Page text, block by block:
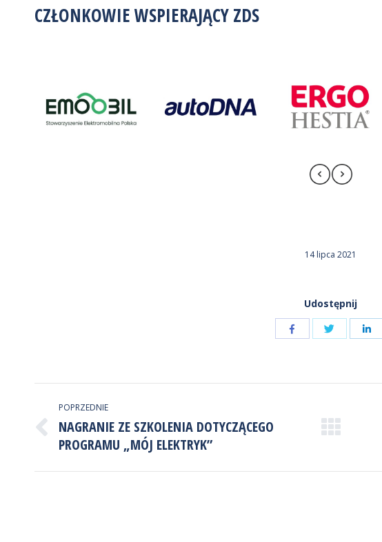
CZŁONKOWIE WSPIERAJĄCY ZDS
14 lipca 2021
Udostępnij
Udostępnij
NAWIGACJA
WPISÓW
POPRZEDNIE
Poprzedni
wpis:
NAGRANIE ZE SZKOLENIA DOTYCZĄCEGO
PROGRAMU „MÓJ ELEKTRYK”